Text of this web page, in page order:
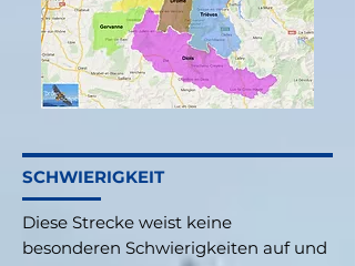
SCHWIERIGKEIT
Diese Strecke weist keine
besonderen Schwierigkeiten auf und